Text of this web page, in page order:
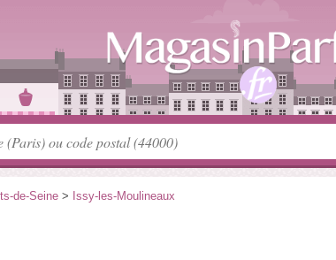
de-Seine > Issy-les-Moulineaux